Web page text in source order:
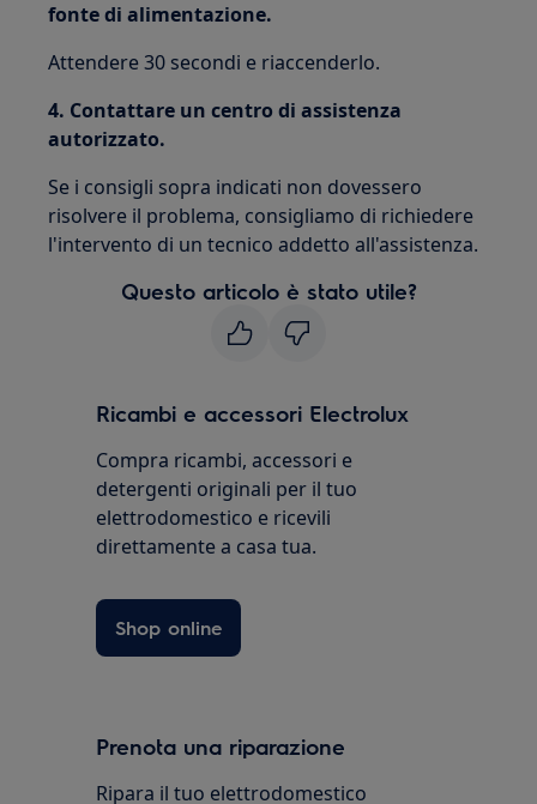
fonte di alimentazione.
Attendere 30 secondi e riaccenderlo.
4. Contattare un centro di assistenza
autorizzato.
Se i consigli sopra indicati non dovessero
risolvere il problema, consigliamo di richiedere
l'intervento di un tecnico addetto all'assistenza.
Questo articolo è stato utile?
Ricambi e accessori Electrolux
Compra ricambi, accessori e
detergenti originali per il tuo
elettrodomestico e ricevili
direttamente a casa tua.
Shop online
Prenota una riparazione
Ripara il tuo elettrodomestico